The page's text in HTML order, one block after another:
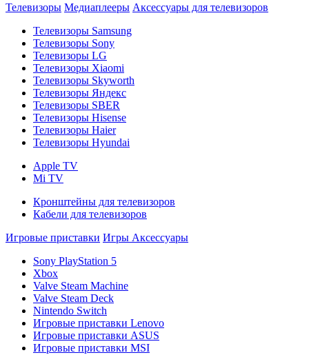
Телевизоры Медиаплееры Аксессуары для телевизоров
Телевизоры Samsung
Телевизоры Sony
Телевизоры LG
Телевизоры Xiaomi
Телевизоры Skyworth
Телевизоры Яндекс
Телевизоры SBER
Телевизоры Hisense
Телевизоры Haier
Телевизоры Hyundai
Apple TV
Mi TV
Кронштейны для телевизоров
Кабели для телевизоров
Игровые приставки Игры Аксессуары
Sony PlayStation 5
Xbox
Valve Steam Machine
Valve Steam Deck
Nintendo Switch
Игровые приставки Lenovo
Игровые приставки ASUS
Игровые приставки MSI